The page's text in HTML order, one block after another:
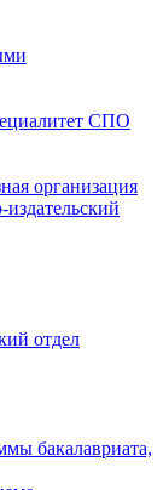
СПО
организация
отдел
бакалавриата,